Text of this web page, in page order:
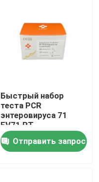
Быстрый набор
теста PCR
энтеровируса 71
EV71 RT
обнаружения
амплификации NAT
лиофилизовал
Отправить запрос